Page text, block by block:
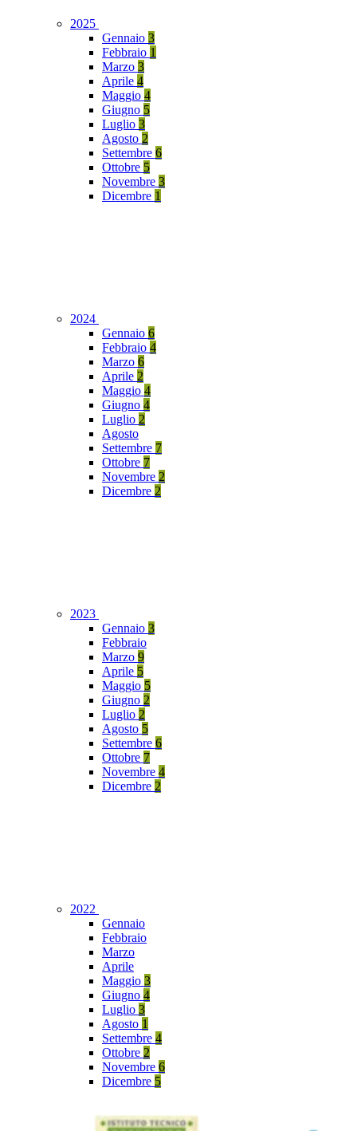
2025
Gennaio 3
Febbraio 1
Marzo 3
Aprile 4
Maggio 4
Giugno 5
Luglio 3
Agosto 2
Settembre 6
Ottobre 5
Novembre 3
Dicembre 1
2024
Gennaio 6
Febbraio 4
Marzo 6
Aprile 2
Maggio 4
Giugno 4
Luglio 2
Agosto
Settembre 7
Ottobre 7
Novembre 2
Dicembre 2
2023
Gennaio 3
Febbraio
Marzo 9
Aprile 5
Maggio 5
Giugno 2
Luglio 2
Agosto 5
Settembre 6
Ottobre 7
Novembre 4
Dicembre 2
2022
Gennaio
Febbraio
Marzo
Aprile
Maggio 3
Giugno 4
Luglio 3
Agosto 1
Settembre 4
Ottobre 2
Novembre 6
Dicembre 5